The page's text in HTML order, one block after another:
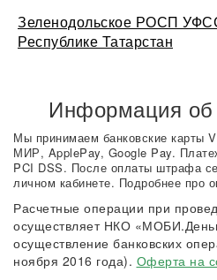
Зеленодольское РОСП
Республике Татарстан
Информация об
Мы принимаем банковские карты
МИР, ApplePay, Google Pay.
PCI DSS. После оплаты штрафа
личном кабинете. Подробнее про
Расчетные операции при
осуществляет НКО
осуществление банковских
ноября 2016 года). Оферта на